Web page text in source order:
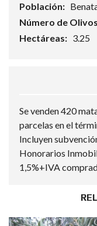
Población:
Número de
Hectáreas: 3.25
Se venden 420
parcelas en el
Incluyen
Honorarios
1,5%+IVA